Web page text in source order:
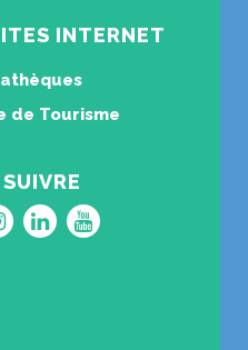
INTERNET
de Tourisme
Lien
vers
Lien
vers
Lien